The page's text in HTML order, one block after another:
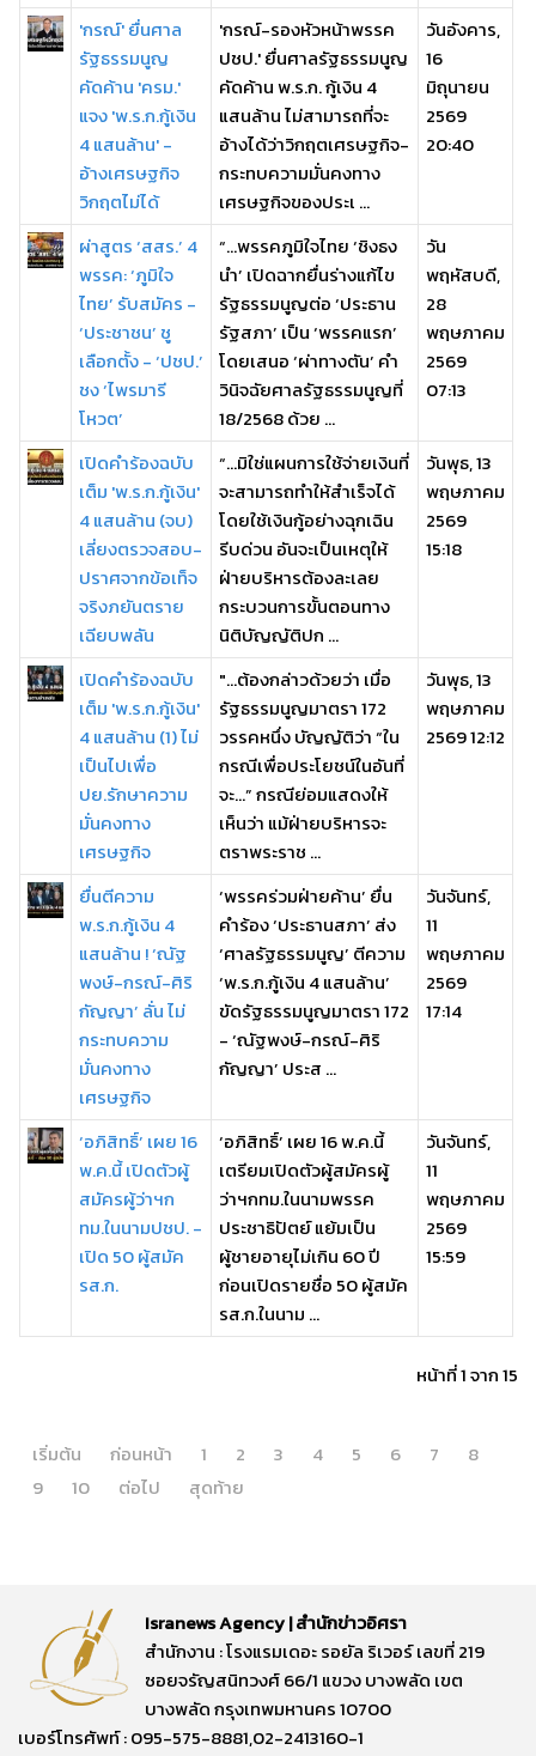
'กรณ์' ยื่นศาล
รัฐธรรมนูญ
คัดค้าน 'ครม.'
แจง 'พ.ร.ก.กู้เงิน
4 แสนล้าน' -
อ้างเศรษฐกิจ
วิกฤตไม่ได้
'กรณ์-รองหัวหน้าพรรค
ปชป.' ยื่นศาลรัฐธรรมนูญ
คัดค้าน พ.ร.ก. กู้เงิน 4
แสนล้าน ไม่สามารถที่จะ
อ้างได้ว่าวิกฤตเศรษฐกิจ-
กระทบความมั่นคงทาง
เศรษฐกิจของประเ ...
วันอังคาร,
16
มิถุนายน
2569
20:40
ผ่าสูตร ‘สสร.’ 4
พรรค: ‘ภูมิใจ
ไทย’ รับสมัคร -
‘ประชาชน’ ชู
เลือกตั้ง - ‘ปชป.’
ชง ‘ไพรมารี
โหวต’
“…พรรคภูมิใจไทย ‘ชิงธง
นำ’ เปิดฉากยื่นร่างแก้ไข
รัฐธรรมนูญต่อ ‘ประธาน
รัฐสภา’ เป็น ‘พรรคแรก’
โดยเสนอ ‘ผ่าทางตัน’ คำ
วินิจฉัยศาลรัฐธรรมนูญที่
18/2568 ด้วย ...
วัน
พฤหัสบดี,
28
พฤษภาคม
2569
07:13
เปิดคำร้องฉบับ
เต็ม 'พ.ร.ก.กู้เงิน'
4 แสนล้าน (จบ)
เลี่ยงตรวจสอบ-
ปราศจากข้อเท็จ
จริงภยันตราย
เฉียบพลัน
“…มิใช่แผนการใช้จ่ายเงินที่
จะสามารถทำให้สำเร็จได้
โดยใช้เงินกู้อย่างฉุกเฉิน
รีบด่วน อันจะเป็นเหตุให้
ฝ่ายบริหารต้องละเลย
กระบวนการขั้นตอนทาง
นิติบัญญัติปก ...
วันพุธ, 13
พฤษภาคม
2569
15:18
เปิดคำร้องฉบับ
เต็ม 'พ.ร.ก.กู้เงิน'
4 แสนล้าน (1) ไม่
เป็นไปเพื่อ
ปย.รักษาความ
มั่นคงทาง
เศรษฐกิจ
"...ต้องกล่าวด้วยว่า เมื่อ
รัฐธรรมนูญมาตรา 172
วรรคหนึ่ง บัญญัติว่า “ใน
กรณีเพื่อประโยชน์ในอันที่
จะ...” กรณีย่อมแสดงให้
เห็นว่า แม้ฝ่ายบริหารจะ
ตราพระราช ...
วันพุธ, 13
พฤษภาคม
2569 12:12
ยื่นตีความ
พ.ร.ก.กู้เงิน 4
แสนล้าน ! ‘ณัฐ
พงษ์-กรณ์-ศิริ
กัญญา’ ลั่น ไม่
กระทบความ
มั่นคงทาง
เศรษฐกิจ
‘พรรคร่วมฝ่ายค้าน’ ยื่น
คำร้อง ‘ประธานสภา’ ส่ง
‘ศาลรัฐธรรมนูญ’ ตีความ
‘พ.ร.ก.กู้เงิน 4 แสนล้าน’
ขัดรัฐธรรมนูญมาตรา 172
- ‘ณัฐพงษ์-กรณ์-ศิริ
กัญญา’ ประส ...
วันจันทร์,
11
พฤษภาคม
2569
17:14
‘อภิสิทธิ์’ เผย 16
พ.ค.นี้ เปิดตัวผู้
สมัครผู้ว่าฯก
ทม.ในนามปชป. -
เปิด 50 ผู้สมัค
รส.ก.
‘อภิสิทธิ์’ เผย 16 พ.ค.นี้
เตรียมเปิดตัวผู้สมัครผู้
ว่าฯกทม.ในนามพรรค
ประชาธิปัตย์ แย้มเป็น
ผู้ชายอายุไม่เกิน 60 ปี
ก่อนเปิดรายชื่อ 50 ผู้สมัค
รส.ก.ในนาม ...
วันจันทร์,
11
พฤษภาคม
2569
15:59
หน้าที่ 1 จาก 15
เริ่มต้น ก่อนหน้า 1 2 3 4 5 6 7
8
9
10 ต่อไป สุดท้าย
Isranews Agency | สำนักข่าวอิศรา
สำนักงาน : โรงแรมเดอะ รอยัล ริเวอร์ เลขที่ 219
ซอยจรัญสนิทวงศ์ 66/1 แขวง บางพลัด เขต
บางพลัด กรุงเทพมหานคร 10700
เบอร์โทรศัพท์ : 095-575-8881,02-2413160-1